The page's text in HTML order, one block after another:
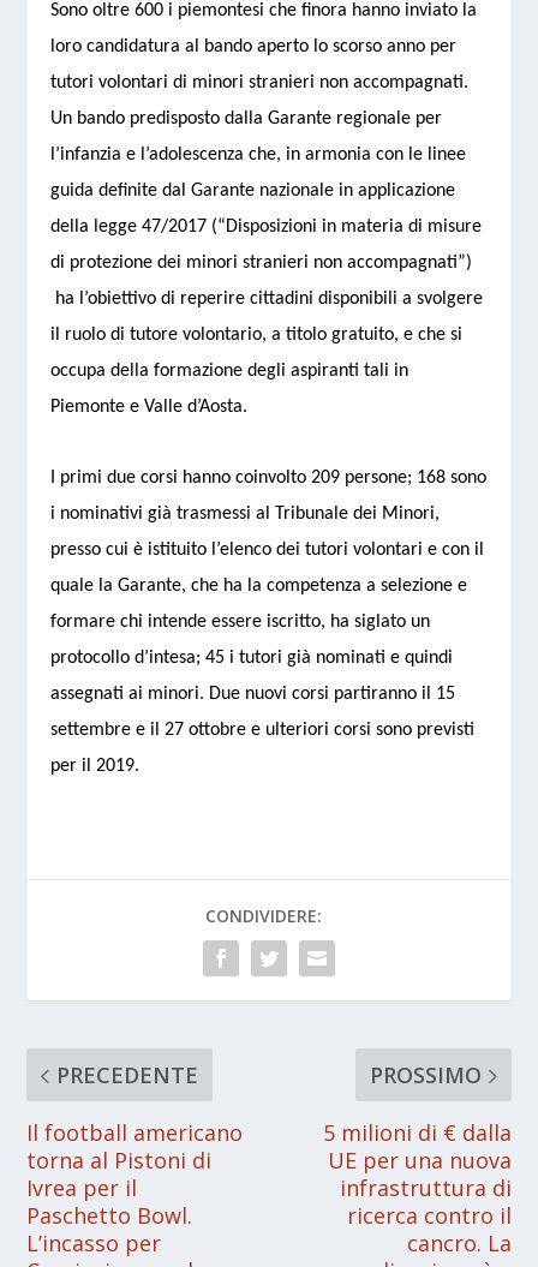
Sono oltre 600 i piemontesi che finora hanno inviato la
loro candidatura al bando aperto lo scorso anno per
tutori volontari di minori stranieri non accompagnati.
Un bando predisposto dalla Garante regionale per
l’infanzia e l’adolescenza che, in armonia con le linee
guida definite dal Garante nazionale in applicazione
della legge 47/2017 (“Disposizioni in materia di misure
di protezione dei minori stranieri non accompagnati”)
ha l’obiettivo di reperire cittadini disponibili a svolgere
il ruolo di tutore volontario, a titolo gratuito, e che si
occupa della formazione degli aspiranti tali in
Piemonte e Valle d’Aosta.
I primi due corsi hanno coinvolto 209 persone; 168 sono
i nominativi già trasmessi al Tribunale dei Minori,
presso cui è istituito l’elenco dei tutori volontari e con il
quale la Garante, che ha la competenza a selezione e
formare chi intende essere iscritto, ha siglato un
protocollo d’intesa; 45 i tutori già nominati e quindi
assegnati ai minori. Due nuovi corsi partiranno il 15
settembre e il 27 ottobre e ulteriori corsi sono previsti
per il 2019.
CONDIVIDERE:
PRECEDENTE
Il football americano
torna al Pistoni di
Ivrea per il
Paschetto Bowl.
L’incasso per
PROSSIMO
5 milioni di € dalla
UE per una nuova
infrastruttura di
ricerca contro il
cancro. La